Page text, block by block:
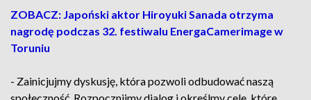
ZOBACZ: Japoński aktor Hiroyuki Sanada otrzyma
nagrodę podczas 32. festiwalu EnergaCamerimage w
Toruniu
- Zainicjujmy dyskusję, która pozwoli odbudować naszą